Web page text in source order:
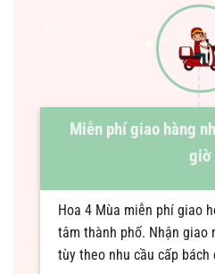
Miễn phí giao hàng
giờ
Hoa 4 Mùa miễn phí giao
tâm thành phố. Nhận giao
tùy theo nhu cầu cấp bách